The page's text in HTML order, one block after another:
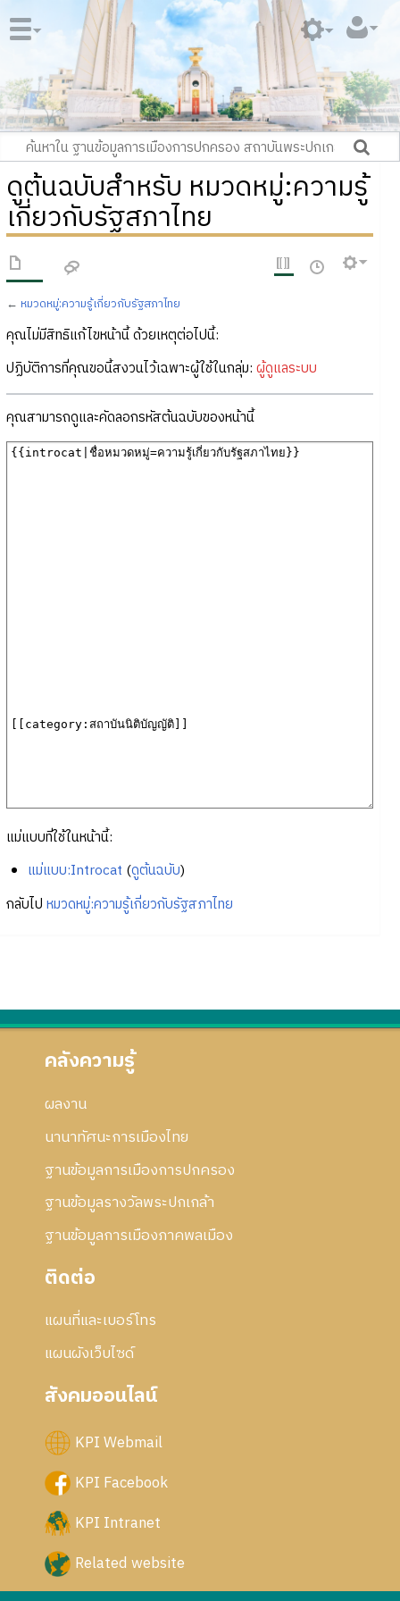
ดูต้นฉบับสำหรับ หมวดหมู่:ความรู้
เกี่ยวกับรัฐสภาไทย
← หมวดหมู่:ความรู้เกี่ยวกับรัฐสภาไทย
คุณไม่มีสิทธิแก้ไขหน้านี้ ด้วยเหตุต่อไปนี้:
ปฏิบัติการที่คุณขอนี้สงวนไว้เฉพาะผู้ใช้ในกลุ่ม: ผู้ดูแลระบบ
คุณสามารถดูและคัดลอกรหัสต้นฉบับของหน้านี้
แม่แบบที่ใช้ในหน้านี้:
แม่แบบ:Introcat (ดูต้นฉบับ)
กลับไป หมวดหมู่:ความรู้เกี่ยวกับรัฐสภาไทย
คลังความรู้
ผลงาน
นานาทัศนะการเมืองไทย
ฐานข้อมูลการเมืองการปกครอง
ฐานข้อมูลรางวัลพระปกเกล้า
ฐานข้อมูลการเมืองภาคพลเมือง
ติดต่อ
แผนที่และเบอร์โทร
แผนผังเว็บไซด์
สังคมออนไลน์
KPI Webmail
KPI Facebook
KPI Intranet
Related website